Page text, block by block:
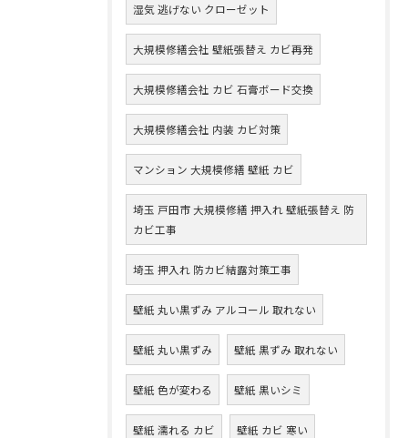
湿気 逃げない クローゼット
大規模修繕会社 壁紙張替え カビ再発
大規模修繕会社 カビ 石膏ボード交換
大規模修繕会社 内装 カビ対策
マンション 大規模修繕 壁紙 カビ
埼玉 戸田市 大規模修繕 押入れ 壁紙張替え 防
カビ工事
埼玉 押入れ 防カビ結露対策工事
壁紙 丸い黒ずみ アルコール 取れない
壁紙 丸い黒ずみ 壁紙 黒ずみ 取れない
壁紙 色が変わる 壁紙 黒いシミ
壁紙 濡れる カビ 壁紙 カビ 寒い